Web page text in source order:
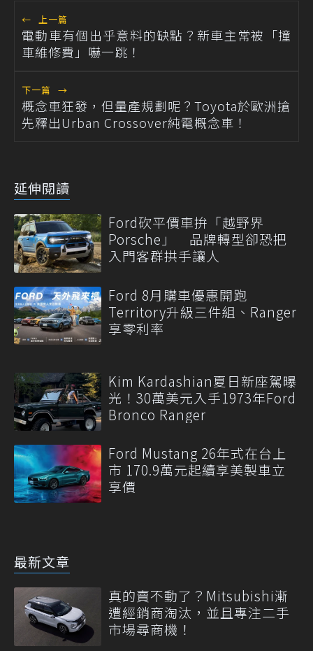
← 上一篇
電動車有個出乎意料的缺點？新車主常被「撞
車維修費」嚇一跳！
下一篇 →
概念車狂發，但量產規劃呢？Toyota於歐洲搶
先釋出Urban Crossover純電概念車！
延伸閱讀
Ford砍平價車拚「越野界
Porsche」 品牌轉型卻恐把
入門客群拱手讓人
Ford 8月購車優惠開跑
Territory升級三件組、Ranger
享零利率
Kim Kardashian夏日新座駕曝
光！30萬美元入手1973年Ford
Bronco Ranger
Ford Mustang 26年式在台上
市 170.9萬元起續享美製車立
享價
最新文章
真的賣不動了？Mitsubishi漸
遭經銷商淘汰，並且專注二手
市場尋商機！